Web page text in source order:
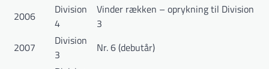
2006
Division
4
Vinder rækken – oprykning til Division
3
2007
Division
3
Nr. 6 (debutår)